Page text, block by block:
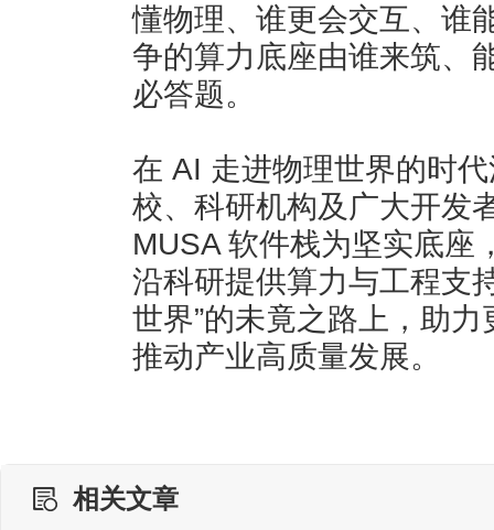
懂物理、谁更会交互、谁
争的算力底座由谁来筑、
必答题。
在 AI 走进物理世界的时
校、科研机构及广大开发
MUSA 软件栈为坚实底座
沿科研提供算力与工程支
世界”的未竟之路上，助
推动产业高质量发展。
相关文章